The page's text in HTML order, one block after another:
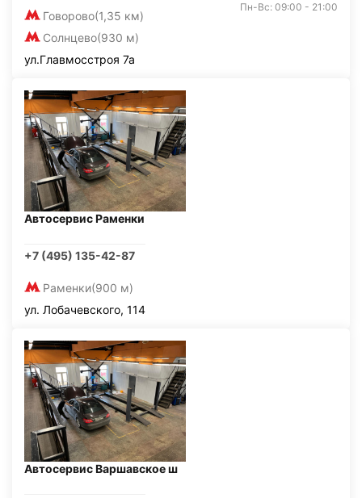
Говорово(1,35 км)
Солнцево(930 м)
Пн-Вс: 09:00 - 21:00
ул.Главмосстроя 7а
Автосервис Раменки
+7 (495) 135-42-87
Раменки(900 м)
ул. Лобачевского, 114
Автосервис Варшавское ш